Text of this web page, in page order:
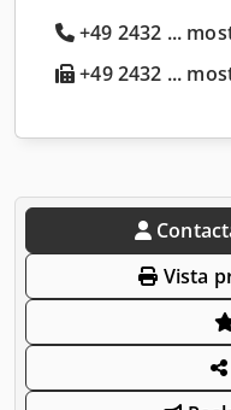
+49 2432 ...
+49 2432 ...
Vista